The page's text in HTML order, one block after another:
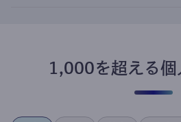
1,000を超える個